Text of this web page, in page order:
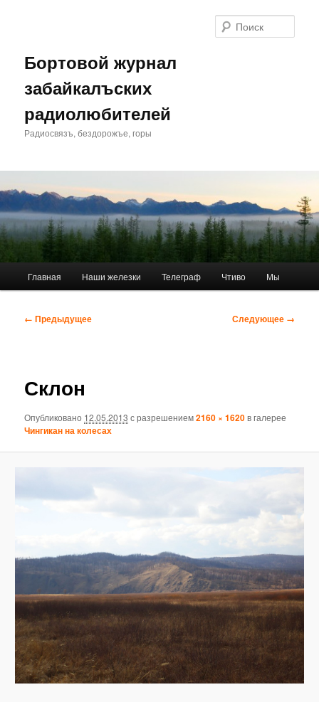
Бортовой журнал
забайкалъских
радиолюбителей
Радиосвязъ, бездорожъе, горы
Главная Наши железки Телеграф Чтиво Мы
Навигация
← Предыдущее Следующее →
Склон
Опубликовано 12.05.2013 с разрешением2160 × 1620в галерее
Чингикан на колесах